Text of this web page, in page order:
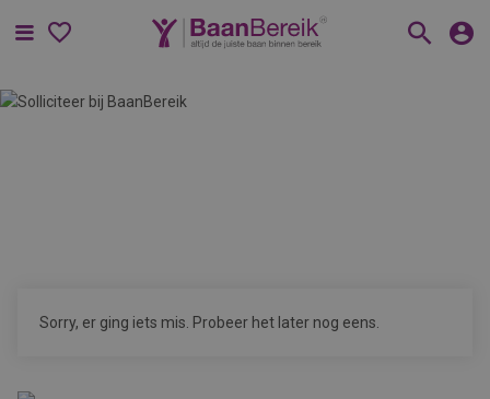
Menu
Sorry, er ging iets mis. Probeer het later nog eens.